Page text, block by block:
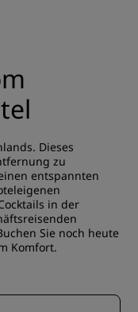
Dieses
zu
entspannten
in der
Sie noch heute
Komfort.